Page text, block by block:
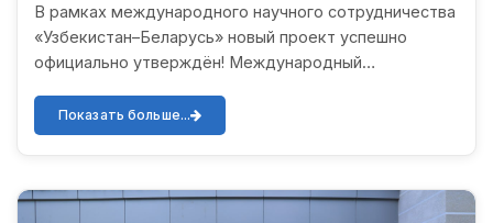
В рамках международного научного сотрудничества
«Узбекистан–Беларусь» новый проект успешно
официально утверждён! Международный
проект FL-8824063312 на 2025...
Показать больше...